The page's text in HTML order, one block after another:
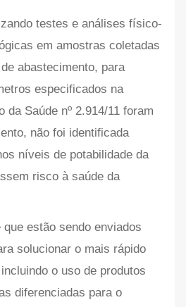
testes e análises físico-
em amostras coletadas
abastecimento, para
especificados na
da Saúde nº 2.914/11 foram
não foi identificada
níveis de potabilidade da
risco à saúde da
estão sendo enviados
solucionar o mais rápido
o uso de produtos
diferenciadas para o